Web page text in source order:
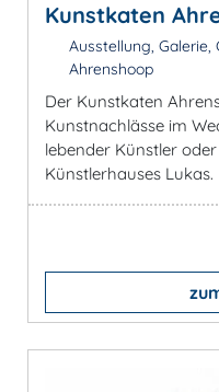
Kunstkaten
Ausstellung, Galerie,
Ahrenshoop
Der Kunstkaten
Kunstnachlässe im
lebender Künstler
Künstlerhauses Lukas.